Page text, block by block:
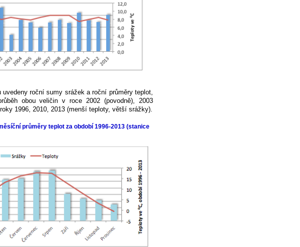
roční sumy srážek a roční průměry teplot,
obou veličin v roce 2002 (povodně), 2003
1996, 2010, 2013 (menší teploty, větší srážky).
průměry teplot za období 1996-2013 (stanice